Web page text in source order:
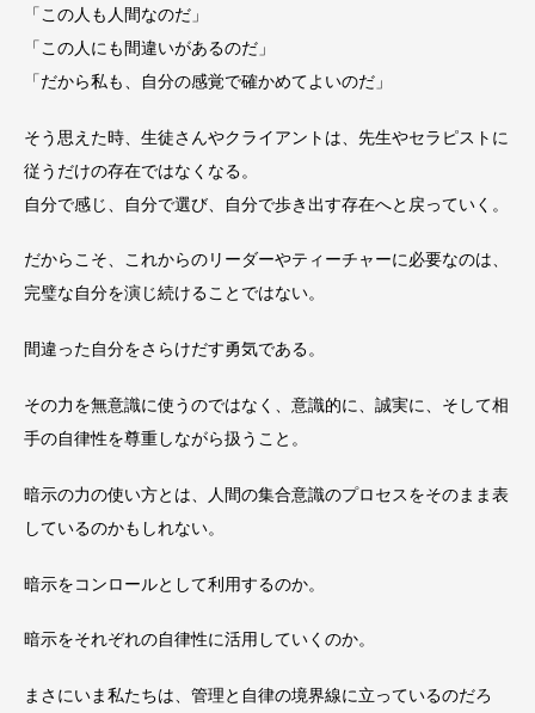
「この人も人間なのだ」
「この人にも間違いがあるのだ」
「だから私も、自分の感覚で確かめてよいのだ」
そう思えた時、生徒さんやクライアントは、先生やセラピストに
従うだけの存在ではなくなる。
自分で感じ、自分で選び、自分で歩き出す存在へと戻っていく。
だからこそ、これからのリーダーやティーチャーに必要なのは、
完璧な自分を演じ続けることではない。
間違った自分をさらけだす勇気である。
その力を無意識に使うのではなく、意識的に、誠実に、そして相
手の自律性を尊重しながら扱うこと。
暗示の力の使い方とは、人間の集合意識のプロセスをそのまま表
しているのかもしれない。
暗示をコンロールとして利用するのか。
暗示をそれぞれの自律性に活用していくのか。
まさにいま私たちは、管理と自律の境界線に立っているのだろ